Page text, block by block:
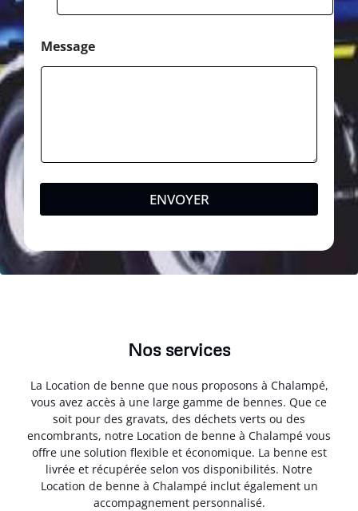
Message
ENVOYER
Nos services
La Location de benne que nous proposons à Chalampé,
vous avez accès à une large gamme de bennes. Que ce
soit pour des gravats, des déchets verts ou des
encombrants, notre Location de benne à Chalampé vous
offre une solution flexible et économique. La benne est
livrée et récupérée selon vos disponibilités. Notre
Location de benne à Chalampé inclut également un
accompagnement personnalisé.